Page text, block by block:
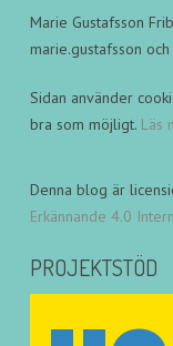
Marie Gustafsson
marie.gustafsson
Sidan använder
bra som möjligt. Läs
Denna blog är
Erkännande 4.0
PROJEKTSTÖD